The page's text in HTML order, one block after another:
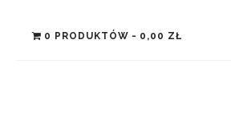
0 PRODUKTÓW 0,00 ZŁ